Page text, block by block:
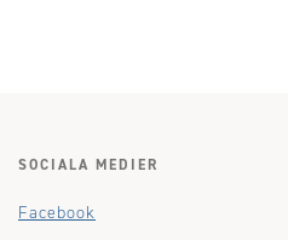
SOCIALA MEDIER
Facebook